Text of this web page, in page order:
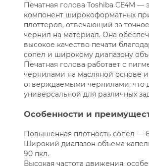
Печатная голова Toshiba CE4M —
компонент широкоформатных
плоттеров, отвечающий за
чернил на материал. Она
высокое качество печати
сопел и широкому диапазону
Печатная голова работает с
чернилами на масляной основе
отверждаемыми чернилами, что
универсальной для различных
Особенности и
Повышенная плотность сопел —
Широкий диапазон объема
90 пкл.
Высокая частота движения,